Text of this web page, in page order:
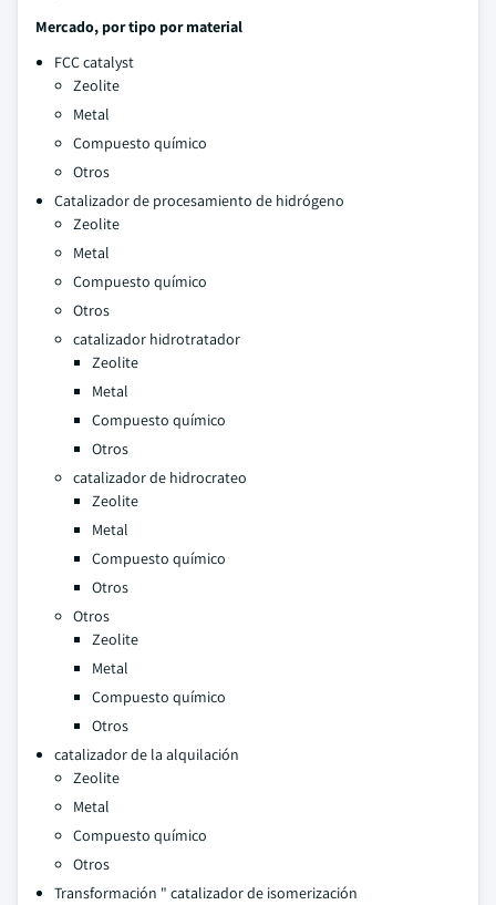
Mercado, por tipo por material
FCC catalyst
Zeolite
Metal
Compuesto químico
Otros
Catalizador de procesamiento de hidrógeno
Zeolite
Metal
Compuesto químico
Otros
catalizador hidrotratador
Zeolite
Metal
Compuesto químico
Otros
catalizador de hidrocrateo
Zeolite
Metal
Compuesto químico
Otros
Otros
Zeolite
Metal
Compuesto químico
Otros
catalizador de la alquilación
Zeolite
Metal
Compuesto químico
Otros
Transformación " catalizador de isomerización